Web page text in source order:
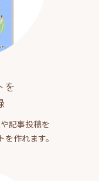
を
記事投稿を
作れます。